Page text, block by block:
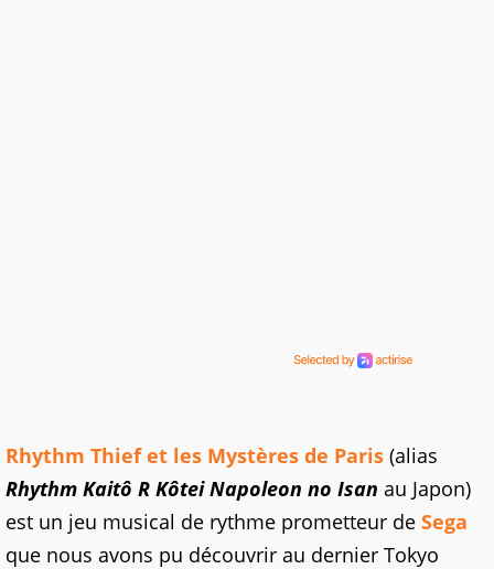
Rhythm Thief et les Mystères de Paris (alias
Rhythm Kaitô R Kôtei Napoleon no Isan au Japon)
est un jeu musical de rythme prometteur de Sega
que nous avons pu découvrir au dernier Tokyo